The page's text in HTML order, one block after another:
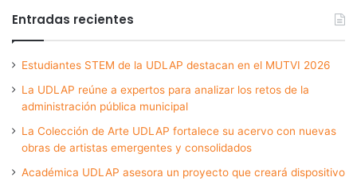
Entradas recientes
Estudiantes STEM de la UDLAP destacan en el MUTVI 2026
La UDLAP reúne a expertos para analizar los retos de la
administración pública municipal
La Colección de Arte UDLAP fortalece su acervo con nuevas
obras de artistas emergentes y consolidados
Académica UDLAP asesora un proyecto que creará dispositivo